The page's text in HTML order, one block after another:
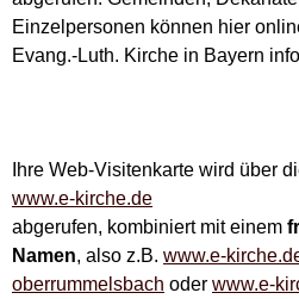
Einzelpersonen können hier
Evang.-Luth. Kirche in Bayern
Ihre Web-Visitenkarte wird über
www.e-kirche.de
abgerufen, kombiniert mit einem
Namen, also z.B. www.e-
oberrummelsbach oder www.e-